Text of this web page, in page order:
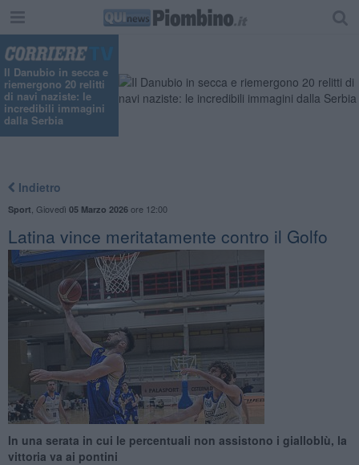
Il Danubio in secca e
riemergono 20 relitti
di navi naziste: le
incredibili immagini
dalla Serbia
Indietro
Sport Giovedì 05 Marzo 2026ore 12:00
Latina vince meritatamente contro il Golfo
In una serata in cui le percentuali non assistono i gialloblù, la
vittoria va ai pontini